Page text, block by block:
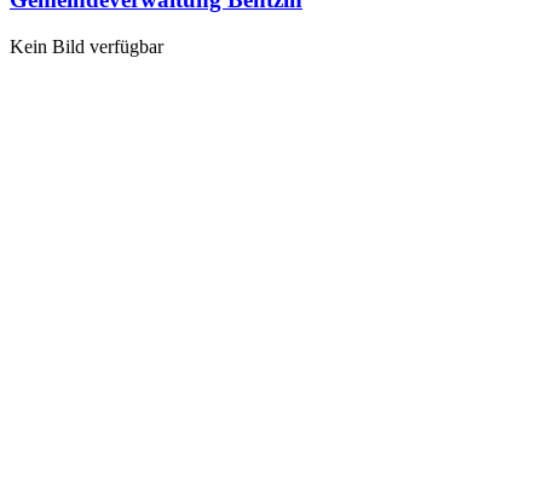
Kein Bild verfügbar